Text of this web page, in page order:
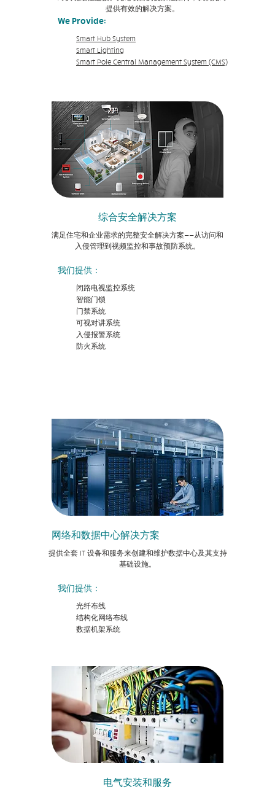
提供有效的解决方案。
We Provide:
Smart Hub System
Smart Lighting
Smart Pole Central Management System (CMS)
综合安全解决方案
满足住宅和企业需求的完整安全解决方案——从访问和
入侵管理到视频监控和事故预防系统。
我们提供：
闭路电视监控系统
智能门锁
门禁系统
可视对讲系统
入侵报警系统
防火系统
网络和数据中心解决方案
提供全套 IT 设备和服务来创建和维护数据中心及其支持
基础设施。
我们提供：
光纤布线
结构化网络布线
数据机架系统
电气安装和服务